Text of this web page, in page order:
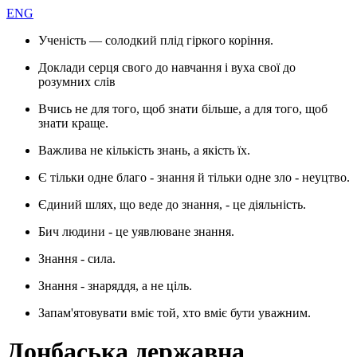
ENG
Ученість — солодкий плід гіркого коріння.
Доклади серця свого до навчання і вуха свої до
розумних слів
Вчись не для того, щоб знати більше, а для того, щоб
знати краще.
Важлива не кількість знань, а якість їх.
Є тільки одне благо - знання й тільки одне зло - неуцтво.
Єдиний шлях, що веде до знання, - це діяльність.
Бич людини - це уявлюване знання.
Знання - сила.
Знання - знаряддя, а не ціль.
Запам'ятовувати вміє той, хто вміє бути уважним.